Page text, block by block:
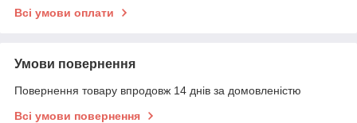
Всі умови оплати
Умови повернення
Повернення товару впродовж 14 днів за домовленістю
Всі умови повернення